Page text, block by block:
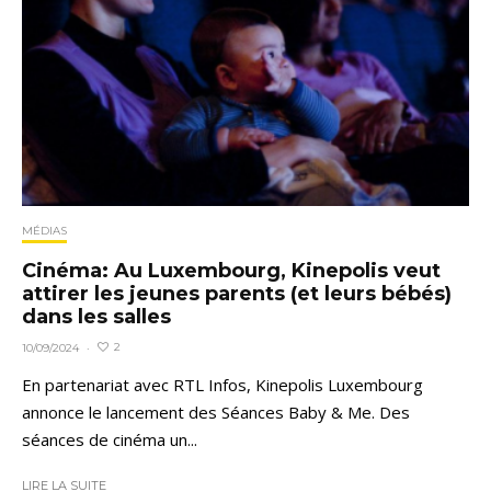
MÉDIAS
Cinéma: Au Luxembourg, Kinepolis veut
attirer les jeunes parents (et leurs bébés)
dans les salles
10/09/2024 · 2
En partenariat avec RTL Infos, Kinepolis Luxembourg
annonce le lancement des Séances Baby & Me. Des
séances de cinéma un...
LIRE LA SUITE